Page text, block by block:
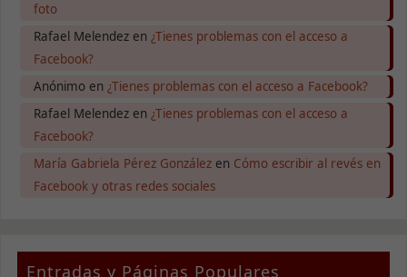
foto
Rafael Melendezen ¿Tienes problemas con el acceso a
Facebook?
Anónimoen ¿Tienes problemas con el acceso a Facebook?
Rafael Melendezen ¿Tienes problemas con el acceso a
Facebook?
María Gabriela Pérez Gonzálezen Cómo escribir al revés en
Facebook y otras redes sociales
Entradas y Páginas Populares
Necesarias
Estas